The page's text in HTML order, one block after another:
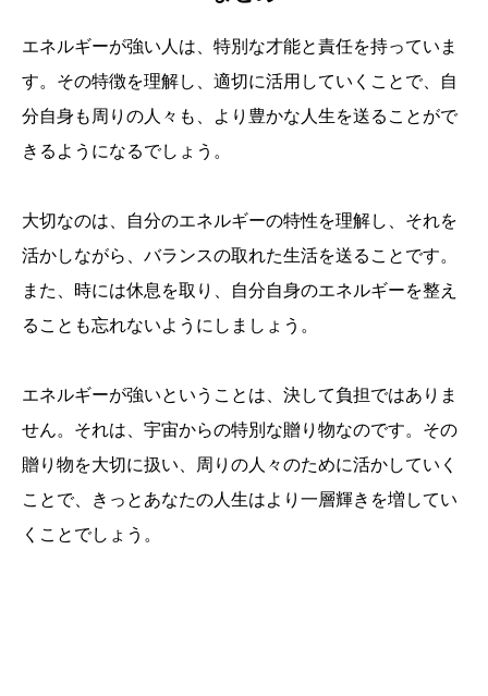
エネルギーが強い人は、特別な才能と責任を持っていま
す。その特徴を理解し、適切に活用していくことで、自
分自身も周りの人々も、より豊かな人生を送ることがで
きるようになるでしょう。
大切なのは、自分のエネルギーの特性を理解し、それを
活かしながら、バランスの取れた生活を送ることです。
また、時には休息を取り、自分自身のエネルギーを整え
ることも忘れないようにしましょう。
エネルギーが強いということは、決して負担ではありま
せん。それは、宇宙からの特別な贈り物なのです。その
贈り物を大切に扱い、周りの人々のために活かしていく
ことで、きっとあなたの人生はより一層輝きを増してい
くことでしょう。